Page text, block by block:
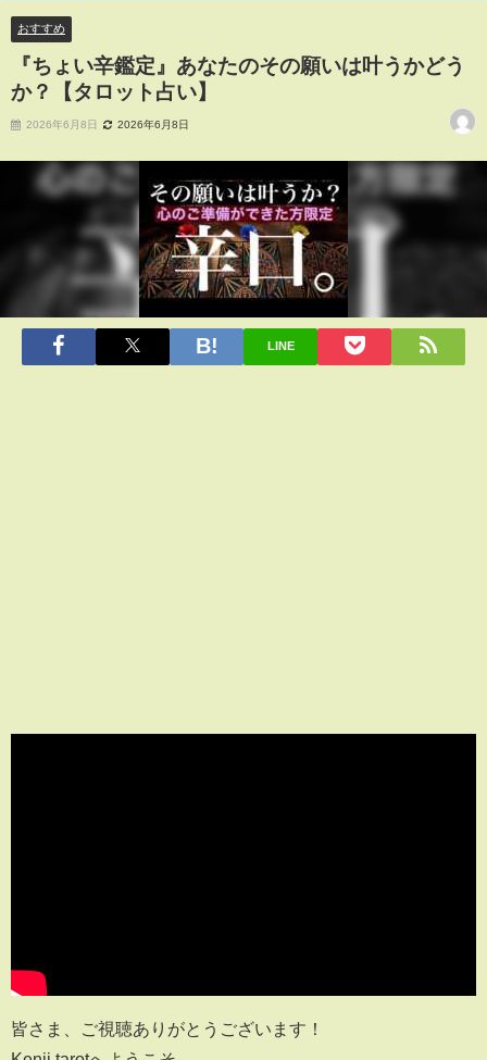
おすすめ
『ちょい辛鑑定』あなたのその願いは叶うかどう
か？【タロット占い】
2026年6月8日 2026年6月8日
LINE
皆さま、ご視聴ありがとうございます！